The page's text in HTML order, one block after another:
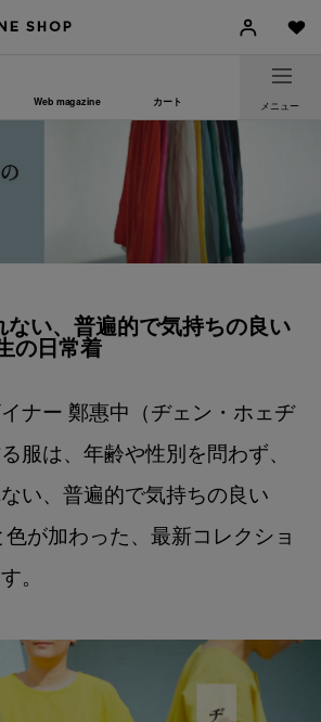
Web magazine カート メニュー
い、普遍的で気持ちの良い
の日常着
ナー 鄭惠中（ヂェン・ホェヂ
服は、年齢や性別を問わず、
い、普遍的で気持ちの良い
が加わった、最新コレクショ
。